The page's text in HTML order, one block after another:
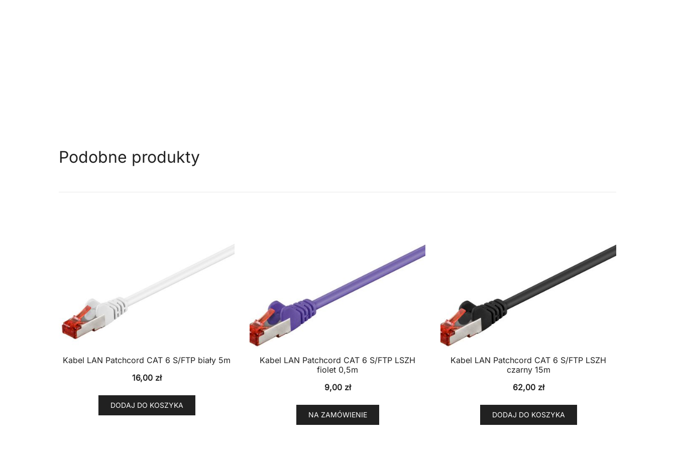
Podobne produkty
Kabel LAN Patchcord CAT 6 S/FTP biały 5m
16,00 zł
DODAJ DO KOSZYKA
Kabel LAN Patchcord CAT 6 S/FTP LSZH
fiolet 0,5m
9,00 zł
NA ZAMÓWIENIE
Kabel LAN Patchcord CAT 6 S/FTP LSZH
czarny 15m
62,00 zł
DODAJ DO KOSZYKA